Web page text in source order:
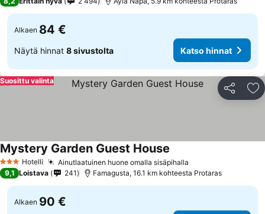
Alkaen 84 €
Näytä hinnat 8 sivustolta Katso hinnat
Jaa
Suosittu valinta
3 Tähtiluokitus
Hotelli Ainutlaatuinen huone omalla sisäpihalla
Mystery Garden Guest House
9,1 Loistava 241 Famagusta, 16.1 km kohteesta Protaras
Alkaen 90 €